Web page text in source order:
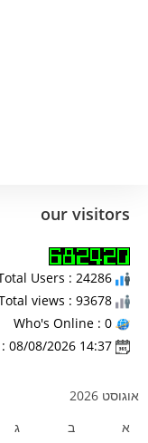
our visitors
אוגוסט 2026
א
ב ג